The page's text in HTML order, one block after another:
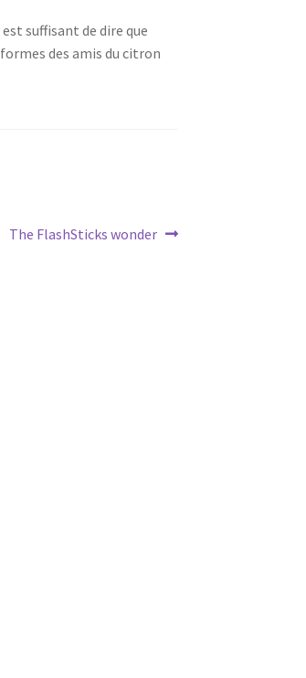
suffisant de dire que
des amis du citron
Next
The FlashSticks wonder